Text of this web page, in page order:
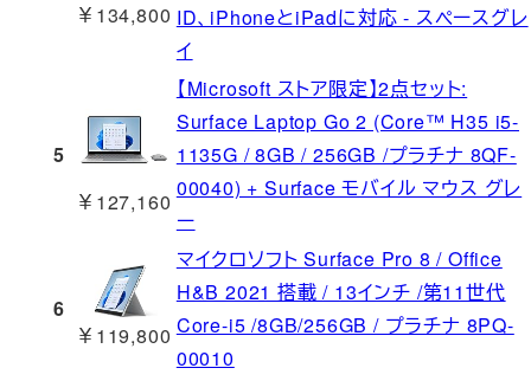
￥134,800 ID、iPhoneとiPadに対応 - スペースグレ
イ
5
￥127,160
【Microsoft ストア限定】2点セット:
Surface Laptop Go 2 (Core™ H35 i5-
1135G / 8GB / 256GB /プラチナ 8QF-
00040) + Surface モバイル マウス グレ
ー
6
￥119,800
マイクロソフト Surface Pro 8 / Office
H&B 2021 搭載 / 13インチ /第11世代
Core-i5 /8GB/256GB / プラチナ 8PQ-
00010